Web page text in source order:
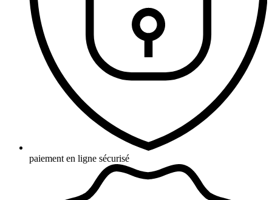
paiement en ligne sécurisé